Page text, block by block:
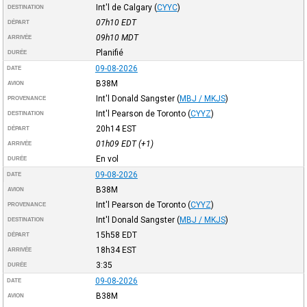
DESTINATION Int'l de Calgary (CYYC)
DÉPART 07h10 EDT
ARRIVÉE 09h10 MDT
DURÉE Planifié
DATE 09-08-2026
AVION B38M
PROVENANCE Int'l Donald Sangster (MBJ / MKJS)
DESTINATION Int'l Pearson de Toronto (CYYZ)
DÉPART 20h14EST
ARRIVÉE 01h09 EDT(+1)
DURÉE En vol
DATE 09-08-2026
AVION B38M
PROVENANCE Int'l Pearson de Toronto (CYYZ)
DESTINATION Int'l Donald Sangster (MBJ / MKJS)
DÉPART 15h58 EDT
ARRIVÉE 18h34EST
DURÉE 3:35
DATE 09-08-2026
AVION
B38M